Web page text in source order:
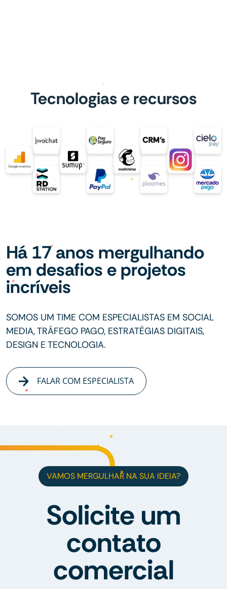
Tecnologias e recursos
Há 17 anos mergulhando
em desafios e projetos
incríveis
SOMOS UM TIME COM ESPECIALISTAS EM SOCIAL
MEDIA, TRÁFEGO PAGO, ESTRATÉGIAS DIGITAIS,
DESIGN E TECNOLOGIA.
FALAR COM ESPECIALISTA
VAMOS MERGULHAR NA SUA IDEIA?
Solicite um
contato
comercial